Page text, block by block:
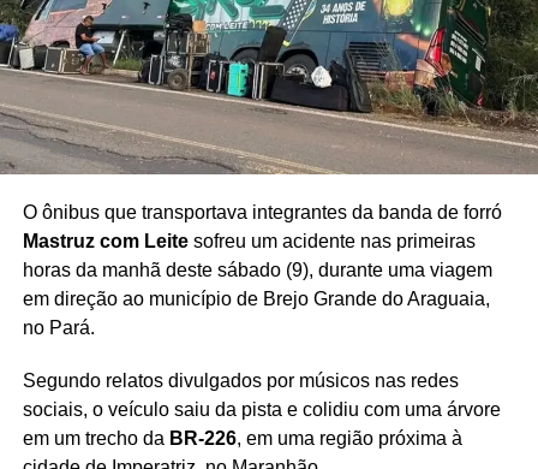
O ônibus que transportava integrantes da banda de forró
Mastruz com Leitesofreu um acidente nas primeiras
horas da manhã deste sábado (9), durante uma viagem
em direção ao município de Brejo Grande do Araguaia,
no Pará.
Segundo relatos divulgados por músicos nas redes
sociais, o veículo saiu da pista e colidiu com uma árvore
em um trecho da BR-226, em uma região próxima à